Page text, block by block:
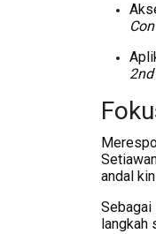
andal
langkah